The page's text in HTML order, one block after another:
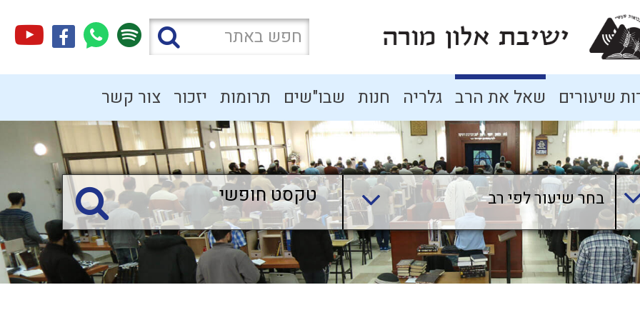
שיעורים שאל את הרב גלריה חנות שבו"שים תרומות יזכור צור קשר
בחר שיעור לפי רב